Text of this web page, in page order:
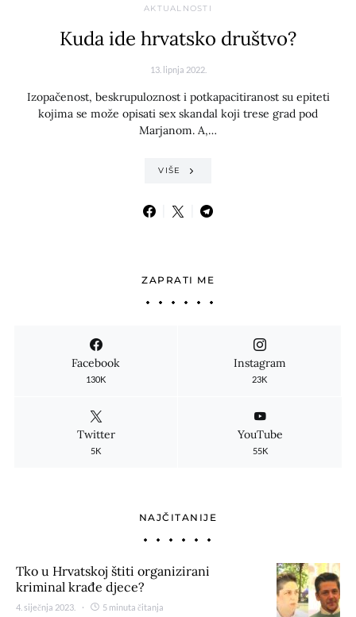
AKTUALNOSTI
Kuda ide hrvatsko društvo?
13. lipnja 2022.
Izopačenost, beskrupuloznost i potkapacitiranost su epiteti
kojima se može opisati sex skandal koji trese grad pod
Marjanom. A,…
VIŠE
ZAPRATI ME
Facebook
130K
Instagram
23K
Twitter
5K
YouTube
55K
NAJČITANIJE
Tko u Hrvatskoj štiti organizirani
kriminal krađe djece?
4. siječnja 2023. 5 minuta čitanja